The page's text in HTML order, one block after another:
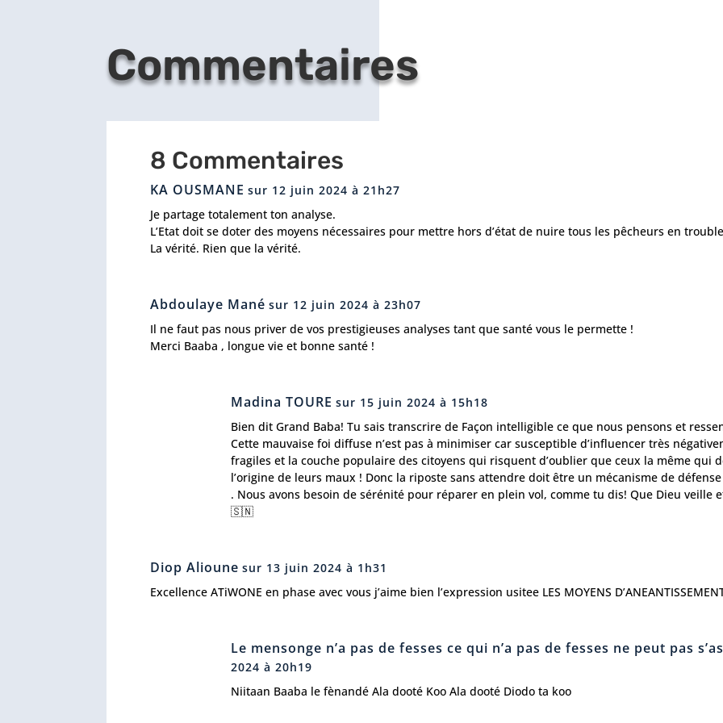
Commentaires
8 Commentaires
KA OUSMANE sur 12 juin 2024 à 21h27
Je partage totalement ton analyse.
L’Etat doit se doter des moyens nécessaires pour mettre hors d’état de nuire tous les pêcheurs en
La vérité. Rien que la vérité.
Abdoulaye Mané sur 12 juin 2024 à 23h07
Il ne faut pas nous priver de vos prestigieuses analyses tant que santé vous le permette !
Merci Baaba , longue vie et bonne santé !
Madina TOURE sur 15 juin 2024 à 15h18
Bien dit Grand Baba! Tu sais transcrire de Façon intelligible ce que nous pensons et
Cette mauvaise foi diffuse n’est pas à minimiser car susceptible d’influencer très
fragiles et la couche populaire des citoyens qui risquent d’oublier que ceux la même qui
l’origine de leurs maux ! Donc la riposte sans attendre doit être un mécanisme de
. Nous avons besoin de sérénité pour réparer en plein vol, comme tu dis! Que Dieu veille
🇸🇳
Diop Alioune sur 13 juin 2024 à 1h31
Excellence ATiWONE en phase avec vous j’aime bien l’expression usitee LES MOYENS
Le mensonge n’a pas de fesses ce qui n’a pas de fesses ne peut pas
2024 à 20h19
Niitaan Baaba le fènandé Ala dooté Koo Ala dooté Diodo ta koo